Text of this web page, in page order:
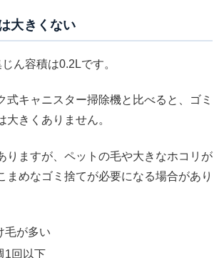
大きくない
ん容積は0.2Lです。
式キャニスター掃除機と比べると、ゴミ
大きくありません。
りますが、ペットの毛や大きなホコリが
まめなゴミ捨てが必要になる場合があり
毛が多い
1回以下